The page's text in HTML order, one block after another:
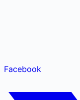
Facebook